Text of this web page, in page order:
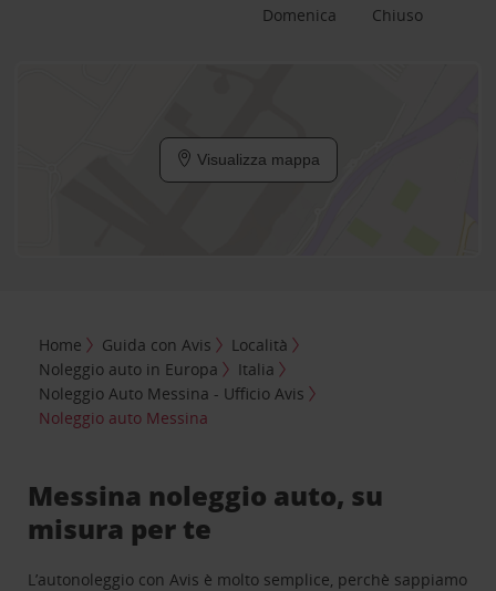
Domenica
Chiuso
Visualizza mappa
Home Guida con Avis
Località
Noleggio auto in Europa
Italia
Noleggio Auto Messina - Ufficio Avis
Noleggio auto Messina
Messina noleggio auto, su
misura per te
L’autonoleggio con Avis è molto semplice, perchè sappiamo